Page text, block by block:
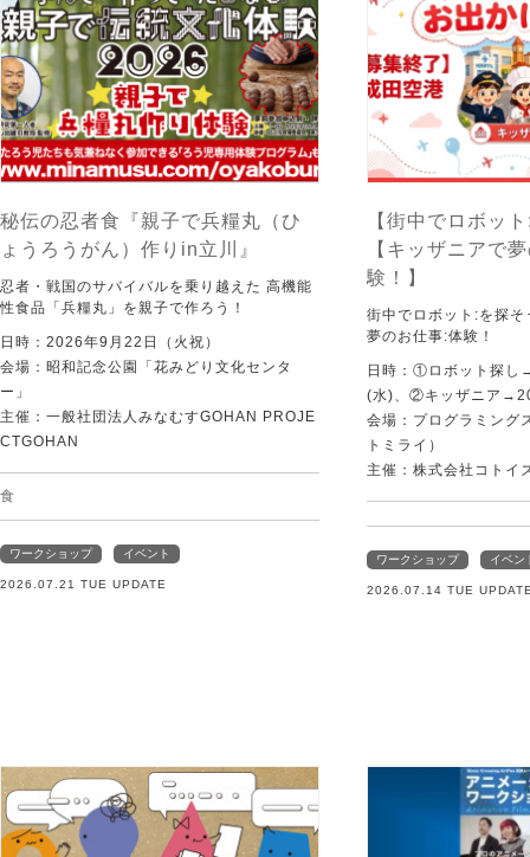
秘伝の忍者食『親子で兵糧丸（ひ
ょうろうがん）作りin立川』
忍者・戦国のサバイバルを乗り越えた 高機能
性食品「兵糧丸」を親子で作ろう！
日時：2026年9月22日（火祝）
会場：昭和記念公園「花みどり文化センタ
ー」
主催：一般社団法人みなむすGOHAN PROJE
CTGOHAN
食
ワークショップ イベント
2026.07.21 TUE UPDATE
【街中でロボッ
【キッザニアで
験！】
街中でロボット:を探
夢のお仕事:体験！
日時：①ロボット探
(水)、②キッザニア
会場：プログラミン
トミライ）
主催：株式会社コトイ
ワークショップ イベン
2026.07.14 TUE